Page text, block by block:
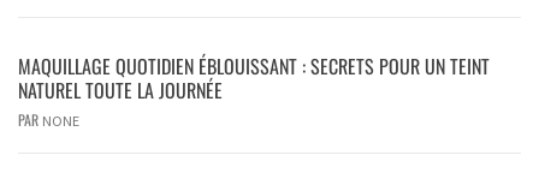
MAQUILLAGE QUOTIDIEN ÉBLOUISSANT : SECRETS POUR UN TEINT
NATUREL TOUTE LA JOURNÉE
PAR NONE